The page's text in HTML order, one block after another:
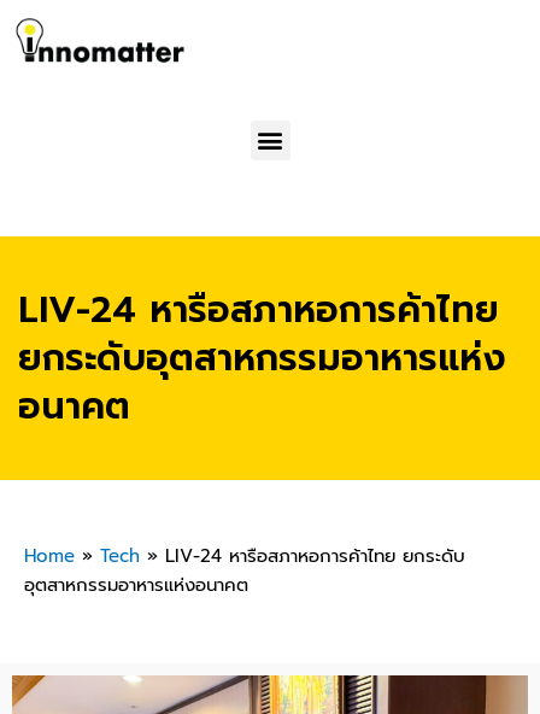
Menu
LIV-24 หารือสภาหอการค้าไทย
ยกระดับอุตสาหกรรมอาหารแห่ง
อนาคต
Home » Tech » LIV-24 หารือสภาหอการค้าไทย ยกระดับ
อุตสาหกรรมอาหารแห่งอนาคต